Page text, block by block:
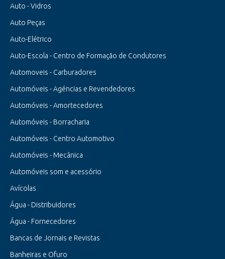
Auto - Vidros
Auto Peças
Auto-Elétrico
Auto-Escola - Centro de Formação de Condutores
Automoveis - Carburadores
Automóveis - Agéncias e Revendedores
Automóveis - Amortecedores
Automóveis - Borracharia
Automóveis - Centro Automotivo
Automóveis - Mecânica
Automóveis som e acessório
Avícolas
Água - Distribuidores
Água - Fornecedores
Bancas de Jornais e Revistas
Banheiras e Ofuro